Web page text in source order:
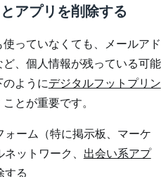
アプリを削除する
っていなくても、メールアド
、個人情報が残っている可能
ようにデジタルフットプリン
とが重要です。
ーム（特に掲示板、マーケ
ットワーク、 出会い系アプ
する